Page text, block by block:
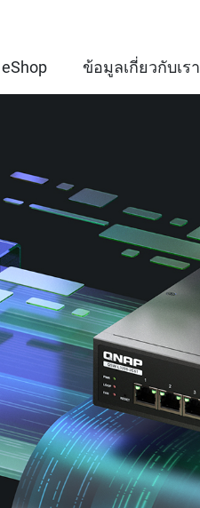
eShop ข้อมูลเกี่ยวกับเรา